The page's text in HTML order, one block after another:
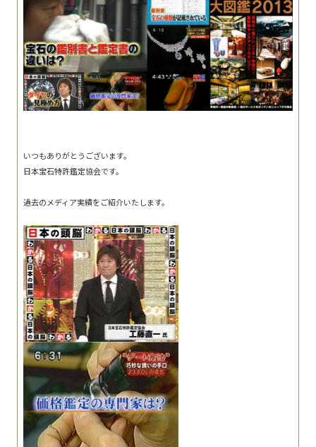
いつもありがとうございます。
日本宝石特許鑑定協会です。
過去のメディア実績をご紹介いたします。